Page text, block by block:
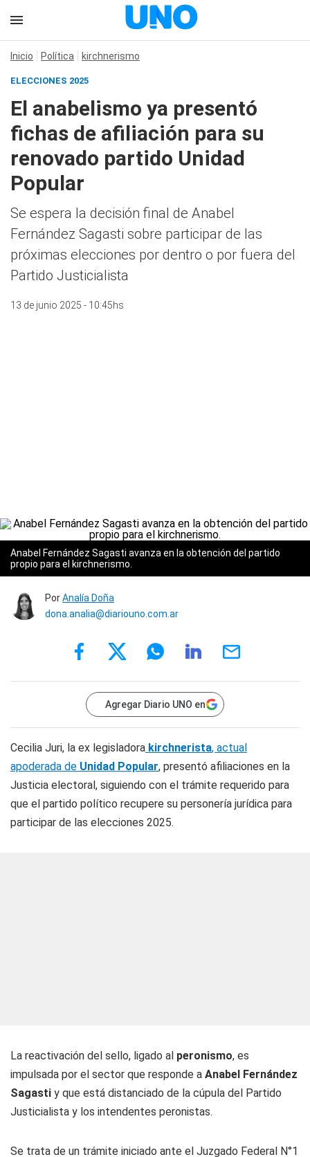
Inicio Política kirchnerismo
ELECCIONES 2025
El anabelismo ya presentó
fichas de afiliación para su
renovado partido Unidad
Popular
Se espera la decisión final de Anabel
Fernández Sagasti sobre participar de las
próximas elecciones por dentro o por fuera del
Partido Justicialista
13 de junio 2025 - 10:45hs
Anabel Fernández Sagasti avanza en la obtención del partido
propio para el kirchnerismo.
PorAnalía Doña
dona.analia@diariouno.com.ar
Agregar Diario UNO en
Cecilia Juri, la ex legisladora kirchnerista, actual
apoderada de Unidad Popular, presentó afiliaciones en la
Justicia electoral, siguiendo con el trámite requerido para
que el partido político recupere su personería jurídica para
participar de las elecciones 2025.
La reactivación del sello, ligado al peronismo, es
impulsada por el sector que responde a Anabel Fernández
Sagasti y que está distanciado de la cúpula del Partido
Justicialista y los intendentes peronistas.
Se trata de un trámite iniciado ante el Juzgado Federal N°1